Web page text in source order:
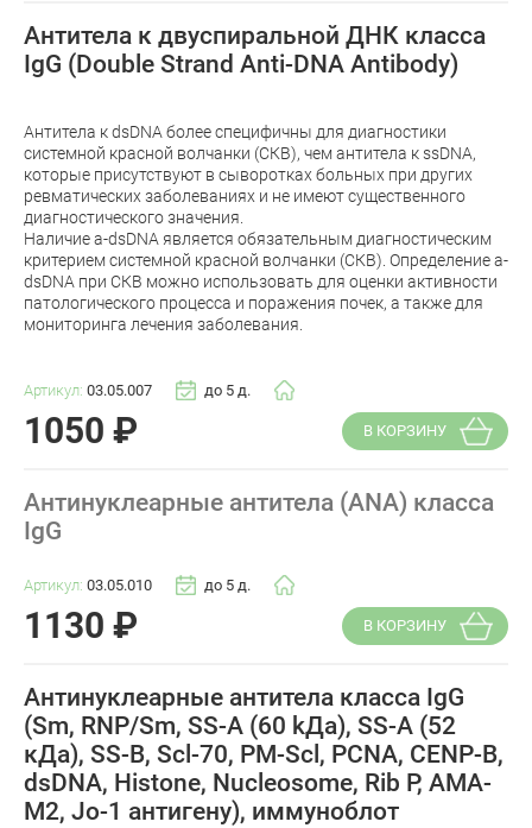
Антитела к двуспиральной ДНК класса
IgG (Double Strand Anti-DNA Antibody)
Антитела к dsDNA более специфичны для диагностики
системной красной волчанки (СКВ), чем антитела к ssDNA,
которые присутствуют в сыворотках больных при других
ревматических заболеваниях и не имеют существенного
диагностического значения.
Наличие a-dsDNA является обязательным диагностическим
критерием системной красной волчанки (СКВ). Определение a-
dsDNA при СКВ можно использовать для оценки активности
патологического процесса и поражения почек, а также для
мониторинга лечения заболевания.
Артикул: 03.05.007 до 5 д.
1050 ₽ В КОРЗИНУ
Антинуклеарные антитела (ANA) класса
IgG
Артикул: 03.05.010 до 5 д.
1130 ₽ В КОРЗИНУ
Антинуклеарные антитела класса IgG
(Sm, RNP/Sm, SS-A (60 kДа), SS-A (52
кДа), SS-B, Scl-70, PM-Scl, PCNA, CENР-B,
dsDNA, Histone, Nucleosome, Rib P, AMA-
M2, Jo-1 антигену), иммуноблот